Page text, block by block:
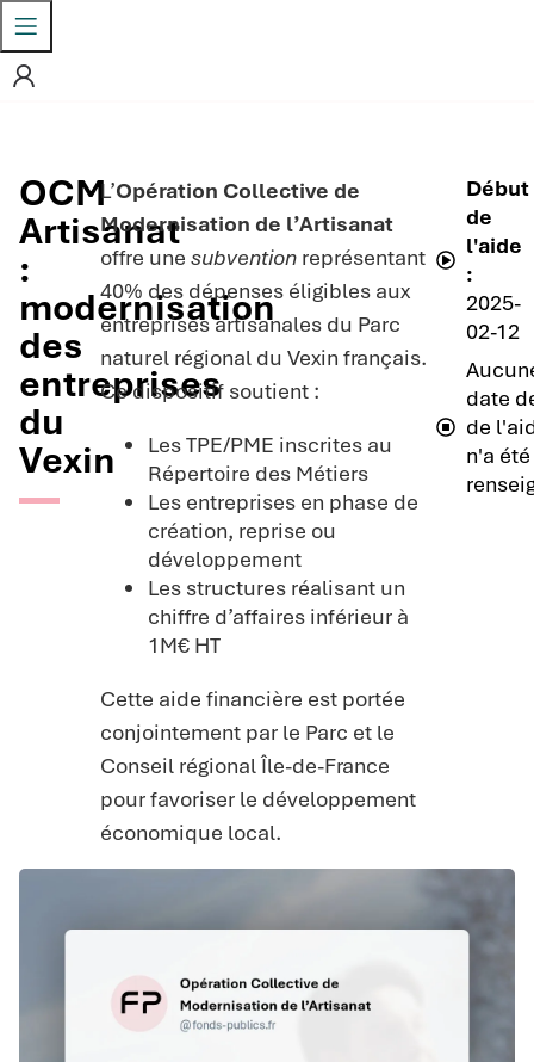
OCM
Artisanat
:
modernisation
des
entreprises
du
Vexin
L’Opération Collective de
Modernisation de l’Artisanat
offre une subventionreprésentant
40% des dépenses éligibles aux
entreprises artisanales du Parc
naturel régional du Vexin français.
Ce dispositif soutient :
Les TPE/PME inscrites au
Répertoire des Métiers
Les entreprises en phase de
création, reprise ou
développement
Les structures réalisant un
chiffre d’affaires inférieur à
1M€ HT
Cette aide financière est portée
conjointement par le Parc et le
Conseil régional Île-de-France
pour favoriser le développement
économique local.
Début
de
l'aide
:
2025-
02-12
date
de
n'a été